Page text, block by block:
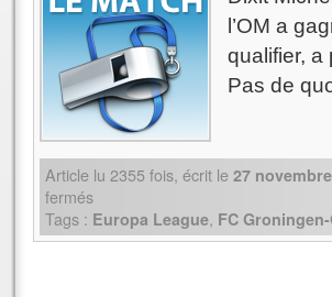
l’OM a
qualifier, a
Pas de
Article lu 2355 fois, écrit le 27
fermés
Tags : Europa League, FC Groningen-